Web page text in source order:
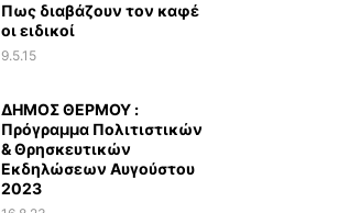
Πως διαβάζουν τον καφέ
οι ειδικοί
9.5.15
ΔΗΜΟΣ ΘΕΡΜΟΥ :
Πρόγραμμα Πολιτιστικών
& Θρησκευτικών
Εκδηλώσεων Αυγούστου
2023